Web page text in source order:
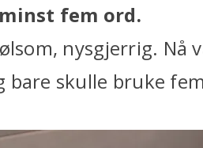
fem ord.
nysgjerrig. Nå
skulle bruke